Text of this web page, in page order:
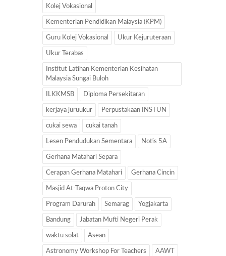
Kolej Vokasional
Kementerian Pendidikan Malaysia (KPM)
Guru Kolej Vokasional Ukur Kejuruteraan
Ukur Terabas
Institut Latihan Kementerian Kesihatan
Malaysia Sungai Buloh
ILKKMSB Diploma Persekitaran
kerjaya juruukur Perpustakaan INSTUN
cukai sewa cukai tanah
Lesen Pendudukan Sementara Notis 5A
Gerhana Matahari Separa
Cerapan Gerhana Matahari Gerhana Cincin
Masjid At-Taqwa Proton City
Program Darurah Semarag Yogjakarta
Bandung Jabatan Mufti Negeri Perak
waktu solat Asean
Astronomy Workshop For Teachers AAWT